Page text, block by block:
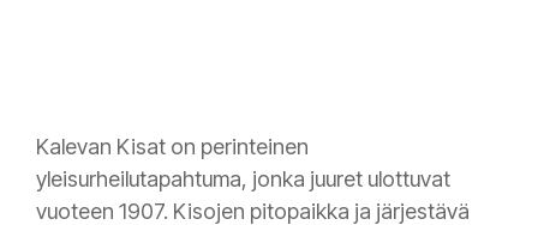
Kalevan Kisat on perinteinen
yleisurheilutapahtuma, jonka juuret ulottuvat
vuoteen 1907. Kisojen pitopaikka ja järjestävä